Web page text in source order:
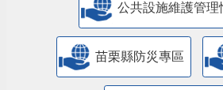
公共設施維護管理
苗栗縣防災專區